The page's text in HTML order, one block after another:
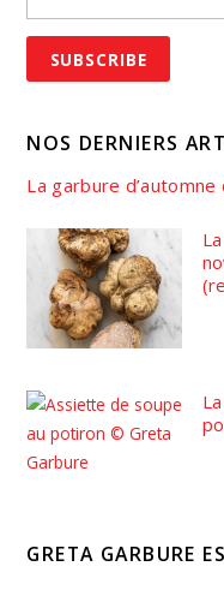
NOS DERNIERS
La garbure
GRETA GARBURE